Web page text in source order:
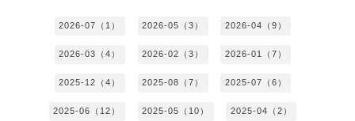
2026-07（1） 2026-05（3） 2026-04（9）
2026-03（4） 2026-02（3） 2026-01（7）
2025-12（4） 2025-08（7） 2025-07（6）
2025-06（12） 2025-05（10） 2025-04（2）